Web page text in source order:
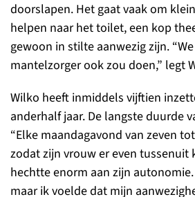
doorslapen. Het gaat vaak om
helpen naar het toilet, een kop
gewoon in stilte aanwezig zijn.
mantelzorger ook zou doen,” legt
Wilko heeft inmiddels vijftien
anderhalf jaar. De langste duurde
“Elke maandagavond van zeven
zodat zijn vrouw er even tussenuit
hechtte enorm aan zijn
maar ik voelde dat mijn